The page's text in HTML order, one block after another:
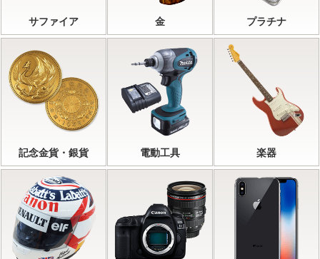
サファイア 金 プラチナ
記念金貨・銀貨 電動工具 楽器